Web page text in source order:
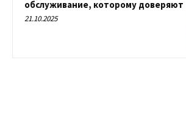
обслуживание, которому доверяют
21.10.2025